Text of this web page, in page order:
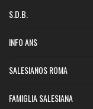
S.D.B.
INFO ANS
SALESIANOS ROMA
FAMIGLIA SALESIANA